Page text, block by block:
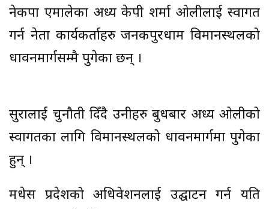
नेकपा एमालेका अध्यक्ष केपी शर्मा ओलीलाई स्वागत
गर्न नेता कार्यकर्ताहरु जनकपुरधाम विमानस्थलको
धावनमार्गसम्मै पुगेका छन् ।
सुरक्षालाई चुनौती दिँदै उनीहरु बुधबार अध्यक्ष ओलीको
स्वागतका लागि विमानस्थलको धावनमार्गमा पुगेका
हुन् ।
मधेस प्रदेशको अधिवेशनलाई उद्घाटन गर्न यति